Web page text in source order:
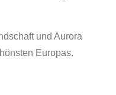
und Aurora
Europas.